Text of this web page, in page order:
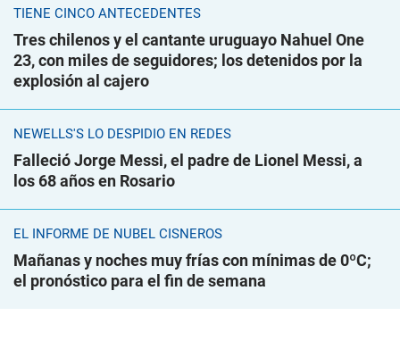
TIENE CINCO ANTECEDENTES
Tres chilenos y el cantante uruguayo Nahuel One
23, con miles de seguidores; los detenidos por la
explosión al cajero
NEWELLS'S LO DESPIDIÓ EN REDES
Falleció Jorge Messi, el padre de Lionel Messi, a
los 68 años en Rosario
EL INFORME DE NUBEL CISNEROS
Mañanas y noches muy frías con mínimas de 0ºC;
el pronóstico para el fin de semana